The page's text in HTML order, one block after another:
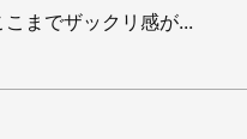
までザックリ感が...